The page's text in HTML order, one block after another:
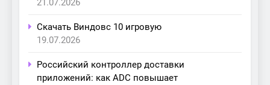
21.07.2026
Скачать Виндовс 10 игровую
19.07.2026
Российский контроллер доставки
приложений: как ADC повышает